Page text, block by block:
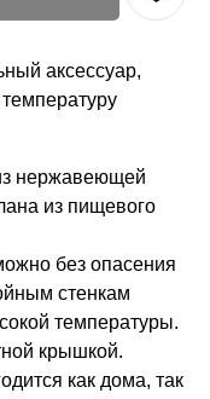
аксессуар,
нержавеющей
из пищевого
без опасения
стенкам
температуры.
крышкой.
как дома, так